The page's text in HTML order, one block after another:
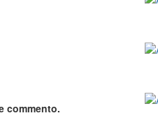
commento.